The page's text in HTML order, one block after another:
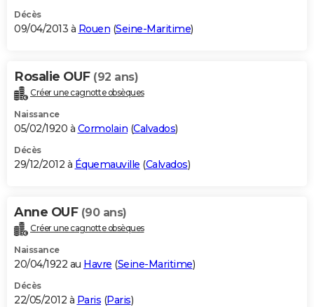
Décès
09/04/2013 à Rouen (Seine-Maritime)
Rosalie OUF (92 ans)
Créer une cagnotte obsèques
Naissance
05/02/1920 à Cormolain (Calvados)
Décès
29/12/2012 à Équemauville (Calvados)
Anne OUF (90 ans)
Créer une cagnotte obsèques
Naissance
20/04/1922 au Havre (Seine-Maritime)
Décès
22/05/2012 à Paris (Paris)